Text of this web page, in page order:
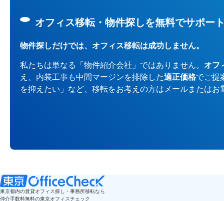
オフィス移転・物件探しを無料でサポー
物件探しだけでは、オフィス移転は成功しません。
私たちは単なる「物件紹介会社」ではありません。 オフ
え、内装工事も中間マージンを排除した適正価格でご提
を抑えたい」など、移転をお考えの方はメールまたは
東京都内の賃貸オフィス探し・事務所移転なら
仲介手数料無料の東京オフィスチェック